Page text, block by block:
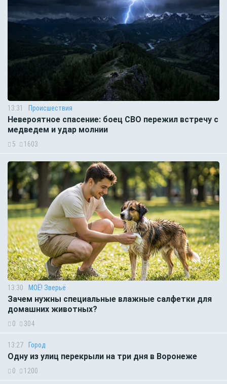
13:31 Происшествия
Невероятное спасение: боец СВО пережил встречу с
медведем и удар молнии
5 1603
13:30 МОЁ! Зверьё
Зачем нужны специальные влажные салфетки для
домашних животных?
0 304
13:27 Город
Одну из улиц перекрыли на три дня в Воронеже
0 1200